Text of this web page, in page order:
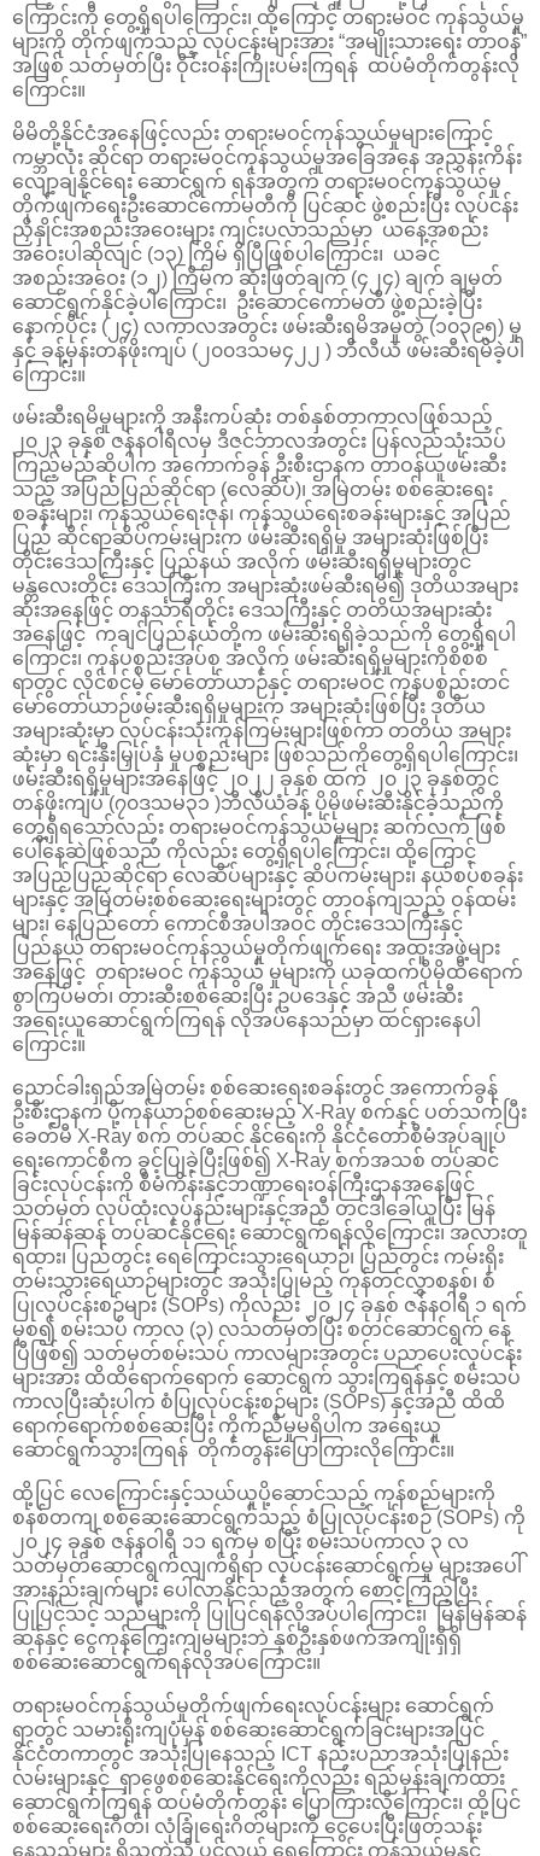
ကြောင်းကို တွေ့ရှိရပါကြောင်း၊ ထို့ကြောင့် တရားမဝင် ကုန်သွယ်မှု
များကို တိုက်ဖျက်သည့် လုပ်ငန်းများအား “အမျိုးသားရေး တာဝန်”
အဖြစ် သတ်မှတ်ပြီး ဝိုင်းဝန်းကြိုးပမ်းကြရန် ထပ်မံတိုက်တွန်းလို
ကြောင်း။
မိမိတို့နိုင်ငံအနေဖြင့်လည်း တရားမဝင်ကုန်သွယ်မှုများကြောင့်
ကမ္ဘာလုံး ဆိုင်ရာ တရားမဝင်ကုန်သွယ်မှုအခြေအနေ အညွှန်းကိန်း
လျော့ချနိုင်ရေး ဆောင်ရွက် ရန်အတွက် တရားမဝင်ကုန်သွယ်မှု
တိုက်ဖျက်ရေးဦးဆောင်ကော်မတီကို ပြင်ဆင် ဖွဲ့စည်းပြီး လုပ်ငန်း
ညှိနှိုင်းအစည်းအဝေးများ ကျင်းပလာသည်မှာ ယနေ့အစည်း
အဝေးပါဆိုလျင် (၁၃) ကြိမ် ရှိပြီဖြစ်ပါကြောင်း၊ ယခင်
အစည်းအဝေး (၁၂) ကြိမ်က ဆုံးဖြတ်ချက် (၄၂၄) ချက် ချမှတ်
ဆောင်ရွက်နိုင်ခဲ့ပါကြောင်း၊ ဦးဆောင်ကော်မတီ ဖွဲ့စည်းခဲ့ပြီး
နောက်ပိုင်း (၂၄) လကာလအတွင်း ဖမ်းဆီးရမိအမှုတွဲ (၁၀၃၉၅) မှု
နှင့် ခန့်မှန်းတန်ဖိုးကျပ် (၂၀၀ဒသမ၄၂၂ ) ဘီလီယံ ဖမ်းဆီးရမိခဲ့ပါ
ကြောင်း။
ဖမ်းဆီးရမိမှုများကို အနီးကပ်ဆုံး တစ်နှစ်တာကာလဖြစ်သည့်
၂၀၂၃ ခုနှစ် ဇန်နဝါရီလမှ ဒီဇင်ဘာလအတွင်း ပြန်လည်သုံးသပ်
ကြည့်မည်ဆိုပါက အကောက်ခွန် ဦးစီးဌာနက တာဝန်ယူဖမ်းဆီး
သည့် အပြည်ပြည်ဆိုင်ရာ (လေဆိပ်)၊ အမြဲတမ်း စစ်ဆေးရေး
စခန်းများ၊ ကုန်သွယ်ရေးဇုန်၊ ကုန်သွယ်ရေးစခန်းများနှင့် အပြည်
ပြည် ဆိုင်ရာဆိပ်ကမ်းများက ဖမ်းဆီးရရှိမှု အများဆုံးဖြစ်ပြီး
တိုင်းဒေသကြီးနှင့် ပြည်နယ် အလိုက် ဖမ်းဆီးရရှိမှုများတွင်
မန္တလေးတိုင်း ဒေသကြီးက အများဆုံးဖမ်ဆီးရမိ၍ ဒုတိယအများ
ဆုံးအနေဖြင့် တနင်္သာရီတိုင်း ဒေသကြီးနှင့် တတိယအများဆုံး
အနေဖြင့် ကချင်ပြည်နယ်တို့က ဖမ်းဆီးရရှိခဲ့သည်ကို တွေ့ရှိရပါ
ကြောင်း၊ ကုန်ပစ္စည်းအုပ်စု အလိုက် ဖမ်းဆီးရရှိမှုများကိုစိစစ်
ရာတွင် လိုင်စင်မဲ့ မော်တော်ယာဉ်နှင့် တရားမဝင် ကုန်ပစ္စည်းတင်
မော်တော်ယာဉ်ဖမ်းဆီးရရှိမှုများက အများဆုံးဖြစ်ပြီး ဒုတိယ
အများဆုံးမှာ လုပ်ငန်းသုံးကုန်ကြမ်းများဖြစ်ကာ တတိယ အများ
ဆုံးမှာ ရင်းနှီးမြှုပ်နှံ မှုပစ္စည်းများ ဖြစ်သည်ကိုတွေ့ရှိရပါကြောင်း၊
ဖမ်းဆီးရရှိမှုများအနေဖြင့် ၂၀၂၂ ခုနှစ် ထက် ၂၀၂၃ ခုနှစ်တွင်
တန်ဖိုးကျပ် (၇၀ဒသမ၃၁ )ဘီလီယံခန့် ပိုမိုဖမ်းဆီးနိုင်ခဲ့သည်ကို
တွေ့ရှိရသော်လည်း တရားမဝင်ကုန်သွယ်မှုများ ဆက်လက် ဖြစ်
ပေါ်နေဆဲဖြစ်သည် ကိုလည်း တွေ့ရှိရပါကြောင်း၊ ထို့ကြောင့်
အပြည်ပြည်ဆိုင်ရာ လေဆိပ်များနှင့် ဆိပ်ကမ်းများ၊ နယ်စပ်စခန်း
များနှင့် အမြဲတမ်းစစ်ဆေးရေးများတွင် တာဝန်ကျသည့် ဝန်ထမ်း
များ၊ နေပြည်တော် ကောင်စီအပါအဝင် တိုင်းဒေသကြီးနှင့်
ပြည်နယ် တရားမဝင်ကုန်သွယ်မှုတိုက်ဖျက်ရေး အထူးအဖွဲ့များ
အနေဖြင့် တရားမဝင် ကုန်သွယ် မှုများကို ယခုထက်ပိုမိုထိရောက်
စွာကြပ်မတ်၊ တားဆီးစစ်ဆေးပြီး ဥပဒေနှင့် အညီ ဖမ်းဆီး
အရေးယူဆောင်ရွက်ကြရန် လိုအပ်နေသည်မှာ ထင်ရှားနေပါ
ကြောင်း။
ညောင်ခါးရှည်အမြဲတမ်း စစ်ဆေးရေးစခန်းတွင် အကောက်ခွန်
ဦးစီးဌာနက ပို့ကုန်ယာဉ်စစ်ဆေးမည့် X-Ray စက်နှင့် ပတ်သက်ပြီး
ခေတ်မီ X-Ray စက် တပ်ဆင် နိုင်ရေးကို နိုင်ငံတော်စီမံအုပ်ချုပ်
ရေးကောင်စီက ခွင့်ပြုခဲ့ပြီးဖြစ်၍ X-Ray စက်အသစ် တပ်ဆင်
ခြင်းလုပ်ငန်းကို စီမံကိန်းနှင့်ဘဏ္ဍာရေးဝန်ကြီးဌာနအနေဖြင့်
သတ်မှတ် လုပ်ထုံးလုပ်နည်းများနှင့်အညီ တင်ဒါခေါ်ယူပြီး မြန်
မြန်ဆန်ဆန် တပ်ဆင်နိုင်ရေး ဆောင်ရွက်ရန်လိုကြောင်း၊ အလားတူ
ရထား၊ ပြည်တွင်း ရေကြောင်းသွားရေယာဉ်၊ ပြည်တွင်း ကမ်းရိုး
တမ်းသွားရေယာဉ်များတွင် အသုံးပြုမည့် ကုန်တင်လွှာစနစ်၊ စံ
ပြုလုပ်ငန်းစဉ်များ (SOPs) ကိုလည်း ၂၀၂၄ ခုနှစ် ဇန်နဝါရီ ၁ ရက်
မှစ၍ စမ်းသပ် ကာလ (၃) လသတ်မှတ်ပြီး စတင်ဆောင်ရွက် နေ
ပြီဖြစ်၍ သတ်မှတ်စမ်းသပ် ကာလများအတွင်း ပညာပေးလုပ်ငန်း
များအား ထိထိရောက်ရောက် ဆောင်ရွက် သွားကြရန်နှင့် စမ်းသပ်
ကာလပြီးဆုံးပါက စံပြုလုပ်ငန်းစဉ်များ (SOPs) နှင့်အညီ ထိထိ
ရောက်ရောက်စစ်ဆေးပြီး ကိုက်ညီမှုမရှိပါက အရေးယူ
ဆောင်ရွက်သွားကြရန် တိုက်တွန်းပြောကြားလိုကြောင်း။
ထို့ပြင် လေကြောင်းနှင့်သယ်ယူပို့ဆောင်သည့် ကုန်စည်များကို
စနစ်တကျ စစ်ဆေးဆောင်ရွက်သည့် စံပြုလုပ်ငန်းစဉ် (SOPs) ကို
၂၀၂၄ ခုနှစ် ဇန်နဝါရီ ၁၁ ရက်မှ စပြီး စမ်းသပ်ကာလ ၃ လ
သတ်မှတ်ဆောင်ရွက်လျက်ရှိရာ လုပ်ငန်းဆောင်ရွက်မှု များအပေါ်
အားနည်းချက်များ ပေါ်လာနိုင်သည့်အတွက် စောင့်ကြည့်ပြီး
ပြုပြင်သင့် သည်များကို ပြုပြင်ရန်လိုအပ်ပါကြောင်း၊ မြန်မြန်ဆန်
ဆန်နှင့် ငွေကုန်ကြေးကျမများဘဲ နှစ်ဦးနှစ်ဖက်အကျိုးရှိရှိ
စစ်ဆေးဆောင်ရွက်ရန်လိုအပ်ကြောင်း။
တရားမဝင်ကုန်သွယ်မှုတိုက်ဖျက်ရေးလုပ်ငန်းများ ဆောင်ရွက်
ရာတွင် သမားရိုးကျပုံမှန် စစ်ဆေးဆောင်ရွက်ခြင်းများအပြင်
နိုင်ငံတကာတွင် အသုံးပြုနေသည့် ICT နည်းပညာအသုံးပြုနည်း
လမ်းများနှင့် ရှာဖွေစစ်ဆေးနိုင်ရေးကိုလည်း ရည်မှန်းချက်ထား
ဆောင်ရွက်ကြရန် ထပ်မံတိုက်တွန်း ပြောကြားလိုကြောင်း၊ ထို့ပြင်
စစ်ဆေးရေးဂိတ်၊ လုံခြုံရေးဂိတ်များကို ငွေပေးပြီးဖြတ်သန်း
နေသည်များ ရှိသကဲ့သို့ ပင်လယ် ရေကြောင်း ကုန်သွယ်မှုနှင့်